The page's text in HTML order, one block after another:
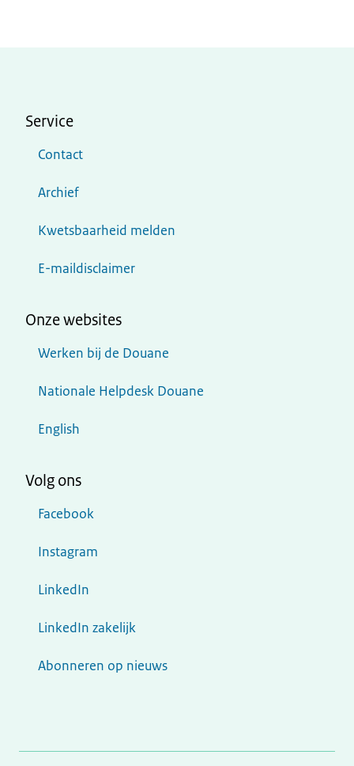
Service
Contact
Archief
Kwetsbaarheid melden
E-maildisclaimer
Onze websites
Werken bij de Douane
Nationale Helpdesk Douane
English
Volg ons
Facebook
Instagram
LinkedIn
LinkedIn zakelijk
Abonneren op nieuws